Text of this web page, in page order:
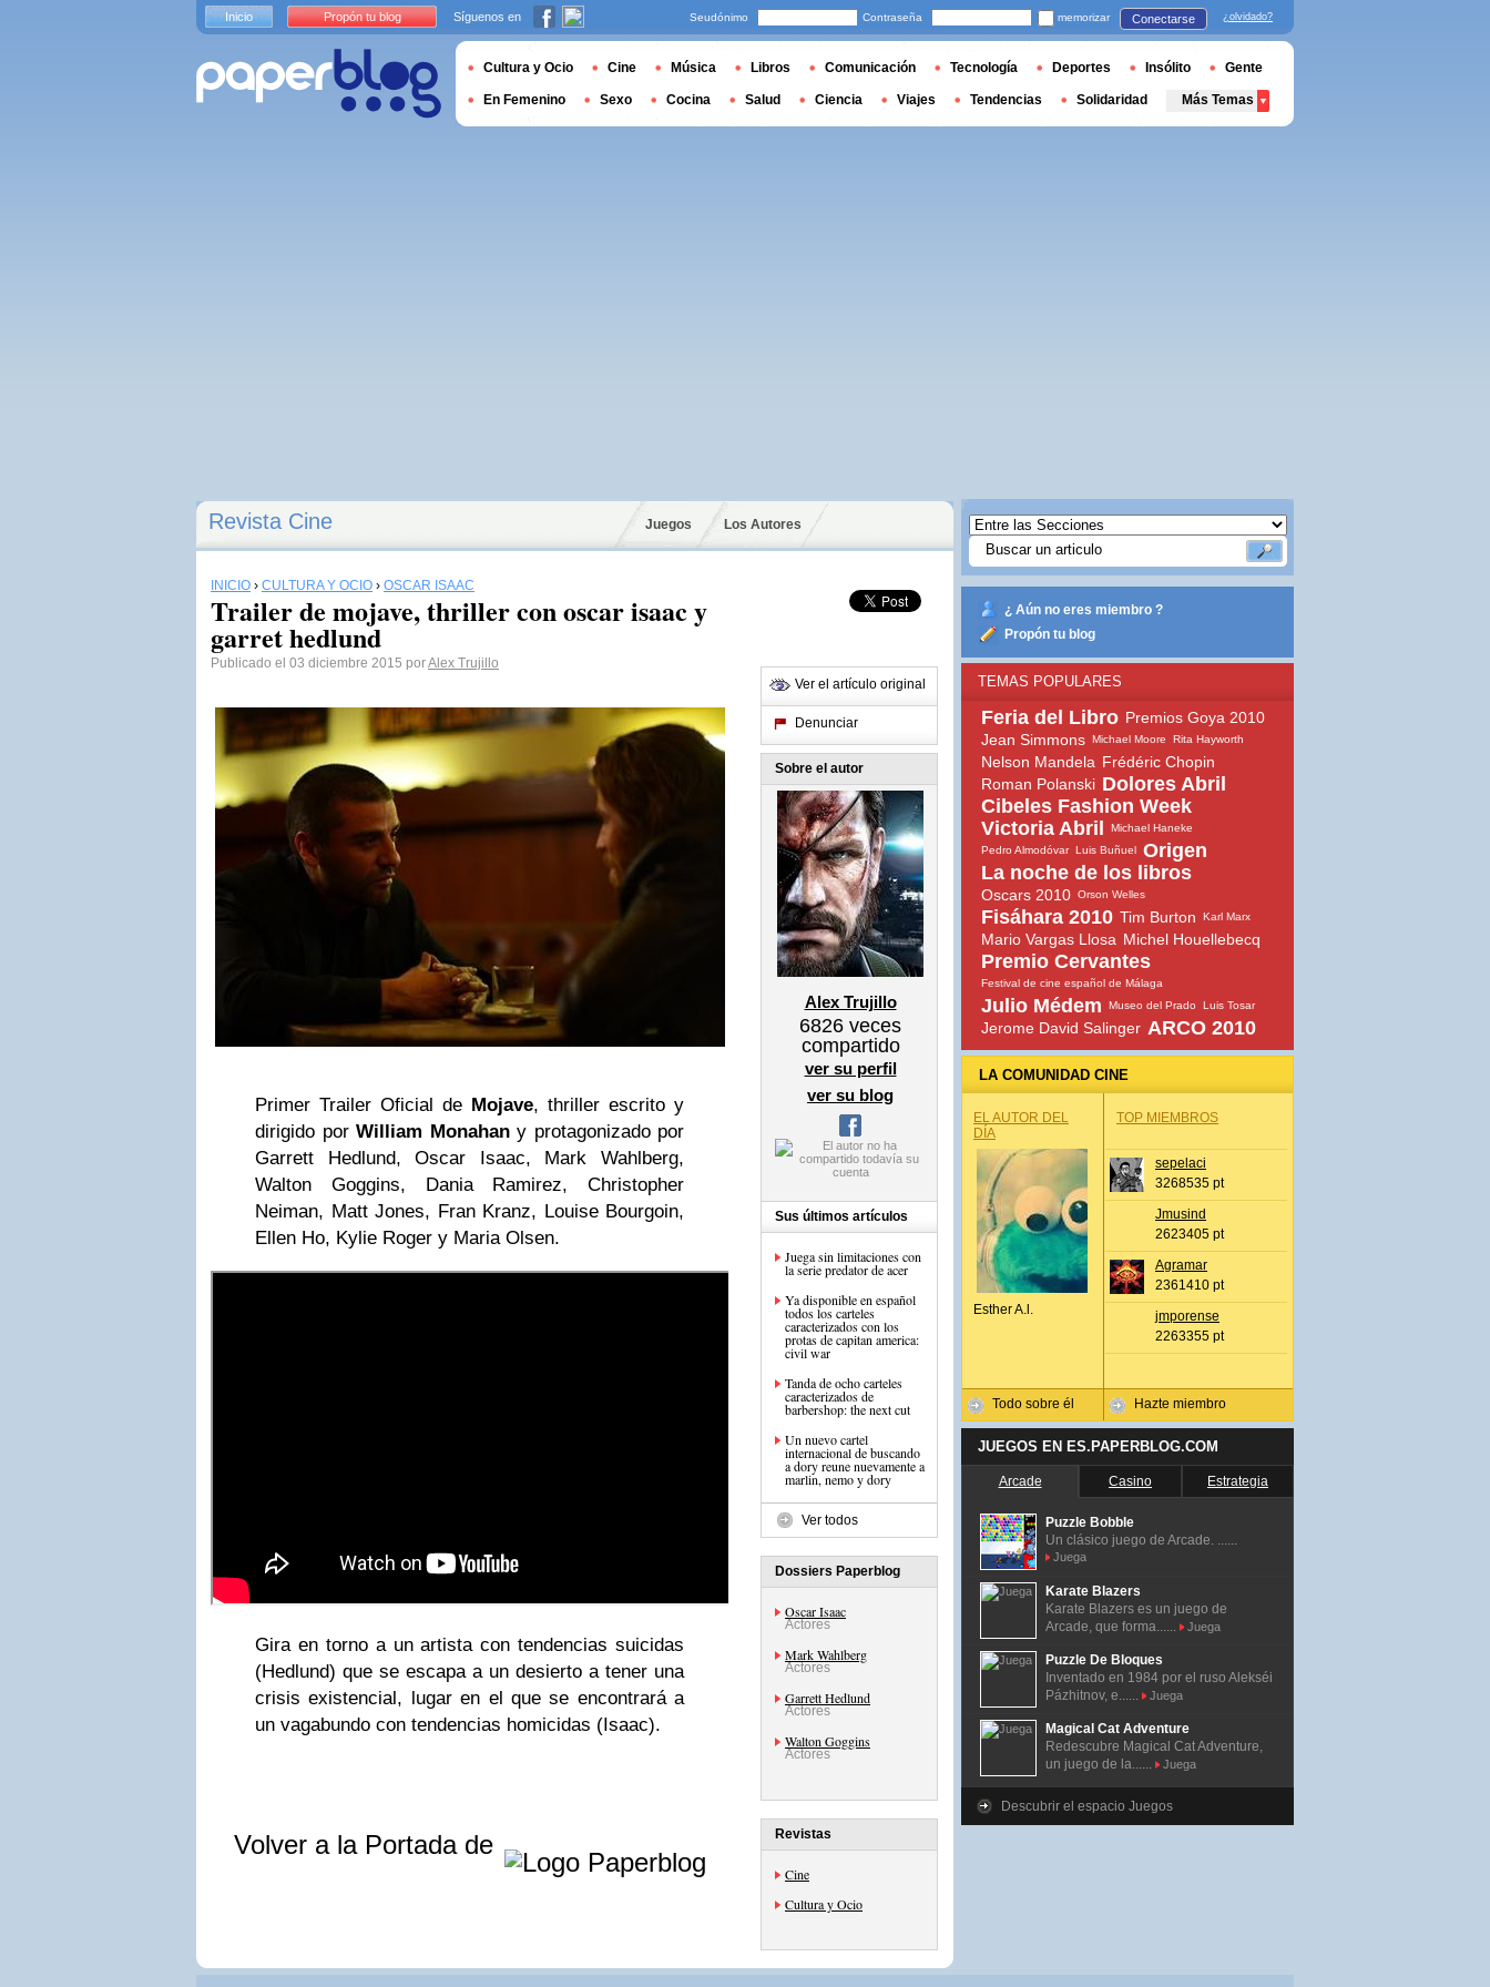
Revista Cine Juegos Los Autores
INICIO › CULTURA Y OCIO › OSCAR ISAAC
Trailer de mojave, thriller con oscar isaac y
garret hedlund
Publicado el 03 diciembre 2015 porAlex Trujillo
Primer Trailer Oficial de Mojave, thriller escrito y
dirigido por William Monahany protagonizado por
Garrett Hedlund, Oscar Isaac, Mark Wahlberg,
Walton Goggins, Dania Ramirez, Christopher
Neiman, Matt Jones, Fran Kranz, Louise Bourgoin,
Ellen Ho, Kylie Roger y Maria Olsen.
Gira en torno a un artista con tendencias suicidas
(Hedlund) que se escapa a un desierto a tener una
crisis existencial, lugar en el que se encontrará a
un vagabundo con tendencias homicidas (Isaac).
Volver a la Portada de
Ver el artículo original
Denunciar
Sobre el autor
Alex Trujillo
6826 veces
compartido
ver su perfil
ver su blog
Sus últimos artículos
Juega sin limitaciones con
la serie predator de acer
Ya disponible en español
todos los carteles
caracterizados con los
protas de capitan america:
civil war
Tanda de ocho carteles
caracterizados de
barbershop: the next cut
Un nuevo cartel
internacional de buscando
a dory reune nuevamente a
marlin, nemo y dory
Ver todos
Dossiers Paperblog
Oscar Isaac
Actores
Mark Wahlberg
Actores
Garrett Hedlund
Actores
Walton Goggins
Actores
Revistas
Cine
Cultura y Ocio
¿ Aún no eres miembro ?
Propón tu blog
TEMAS POPULARES
Feria del Libro Premios Goya 2010
Jean Simmons Michael Moore Rita Hayworth
Nelson Mandela Frédéric Chopin
Roman Polanski Dolores Abril
Cibeles Fashion Week
Victoria Abril
Michael Haneke
Pedro Almodóvar Luis Buñuel Origen
La noche de los libros
Oscars 2010 Orson Welles
Fisáhara 2010 Tim Burton Karl Marx
Mario Vargas Llosa Michel Houellebecq
Premio Cervantes
Festival de cine español de Málaga
Julio Médem Museo del Prado Luis Tosar
Jerome David Salinger ARCO 2010
LA COMUNIDAD CINE
EL AUTOR DEL
DÍA
Esther A.l.
Todo sobre él
TOP MIEMBROS
sepelaci
3268535 pt
Jmusind
2623405 pt
Agramar
2361410 pt
jmporense
2263355 pt
Hazte miembro
JUEGOS EN ES.PAPERBLOG.COM
Arcade Casino Estrategia
Puzzle Bobble
Un clásico juego de Arcade. ......
Juega
Karate Blazers
Karate Blazers es un juego de
Arcade, que forma......
Juega
Puzzle De Bloques
Inventado en 1984 por el ruso Alekséi
Pázhitnov, e......
Juega
Magical Cat Adventure
Redescubre Magical Cat Adventure,
un juego de la......
Juega
Descubrir el espacio Juegos
Inicio Propón tu blog Síguenos en Seudónimo Contraseña memorizar Conectarse ¿olvidado?
Cultura y Ocio Cine Música Libros Comunicación Tecnología Deportes Insólito Gente
En Femenino Sexo Cocina Salud Ciencia Viajes Tendencias Solidaridad Más Temas